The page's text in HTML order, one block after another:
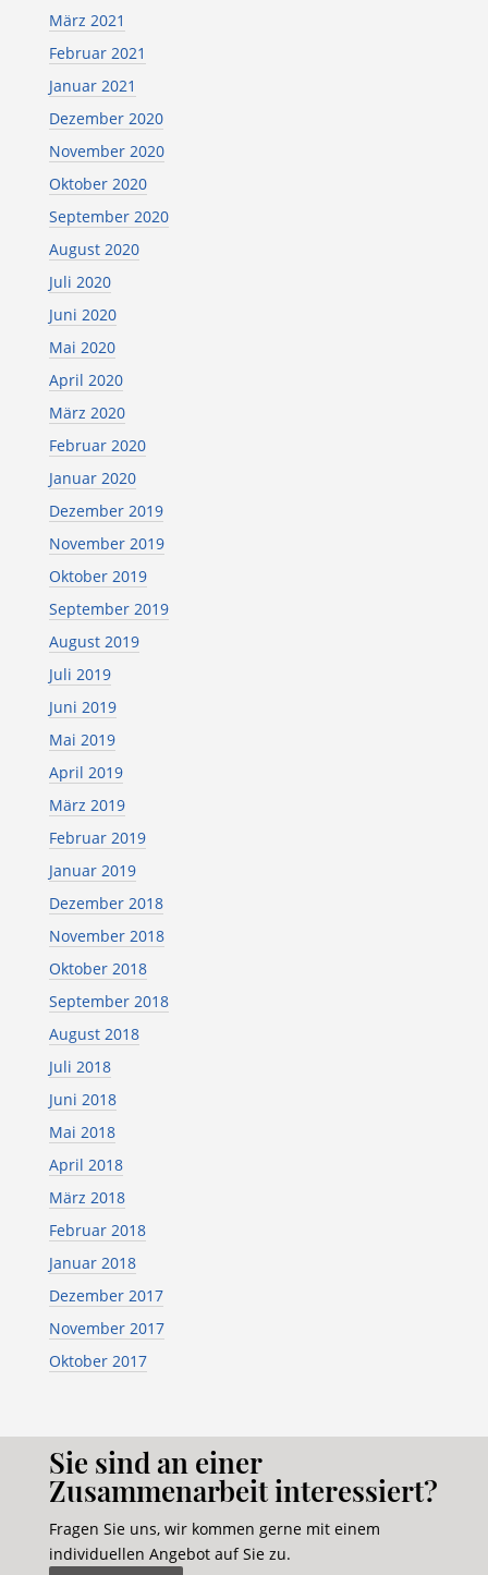
März 2021
Februar 2021
Januar 2021
Dezember 2020
November 2020
Oktober 2020
September 2020
August 2020
Juli 2020
Juni 2020
Mai 2020
April 2020
März 2020
Februar 2020
Januar 2020
Dezember 2019
November 2019
Oktober 2019
September 2019
August 2019
Juli 2019
Juni 2019
Mai 2019
April 2019
März 2019
Februar 2019
Januar 2019
Dezember 2018
November 2018
Oktober 2018
September 2018
August 2018
Juli 2018
Juni 2018
Mai 2018
April 2018
März 2018
Februar 2018
Januar 2018
Dezember 2017
November 2017
Oktober 2017
Sie sind an einer
Zusammenarbeit interessiert?
Fragen Sie uns, wir kommen gerne mit einem
individuellen Angebot auf Sie zu.